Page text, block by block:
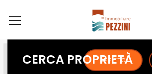
CERCA PROPRIETÀ
AFFITTO